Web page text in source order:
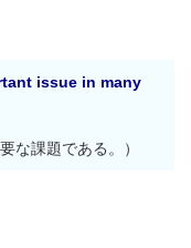
issue in many
な課題である。）